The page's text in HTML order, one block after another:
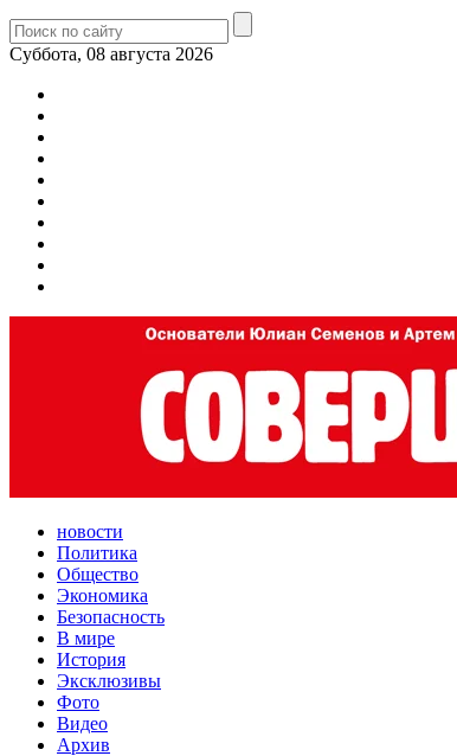
Суббота, 08 августа 2026
новости
Политика
Общество
Экономика
Безопасность
В мире
История
Эксклюзивы
Фото
Видео
Архив